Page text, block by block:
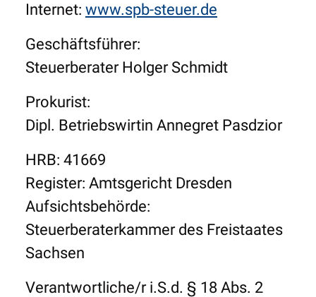
Internet: www.spb-steuer.de
Geschäftsführer:
Steuerberater Holger Schmidt
Prokurist:
Dipl. Betriebswirtin Annegret Pasdzior
HRB: 41669
Register: Amtsgericht Dresden
Aufsichtsbehörde:
Steuerberaterkammer des Freistaates
Sachsen
Verantwortliche/r i.S.d. § 18 Abs. 2